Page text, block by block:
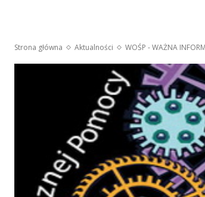
Strona główna Aktualności WOŚP - WAŻNA